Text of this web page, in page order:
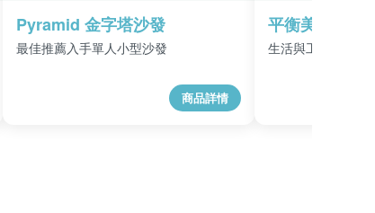
Pyramid 金字塔沙發
最佳推薦入手單人小型沙發
商品詳情
平衡美學椅
生活與工作中的健